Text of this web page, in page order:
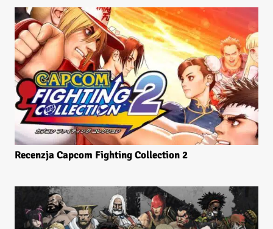
Recenzja Capcom Fighting Collection 2